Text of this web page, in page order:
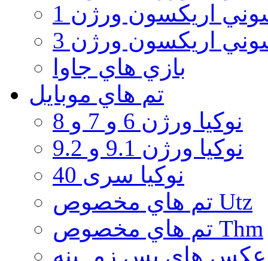
اريكسون ورژن 1
اريكسون ورژن 3
بازي هاي جاوا
تم هاي موبايل
نوكيا ورژن 6 و 7 و 8
نوكيا ورژن 9.1 و 9.2
نوکیا سری 40
تم هاي مخصوص Utz
تم هاي مخصوص Thm
عكس هاي پس زمــينه